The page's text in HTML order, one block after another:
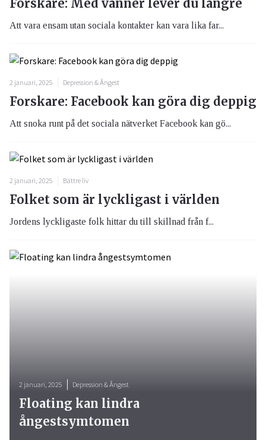
Forskare: Med vänner lever du längre
Att vara ensam utan sociala kontakter kan vara lika far...
2 januari, 2025 Depression & Ångest
Forskare: Facebook kan göra dig deppig
Att snoka runt på det sociala nätverket Facebook kan gö...
2 januari, 2025 Bättre liv
Folket som är lyckligast i världen
Jordens lyckligaste folk hittar du till skillnad från f...
2 januari, 2025 Depression & Ångest
Floating kan lindra
ångestsymtomen